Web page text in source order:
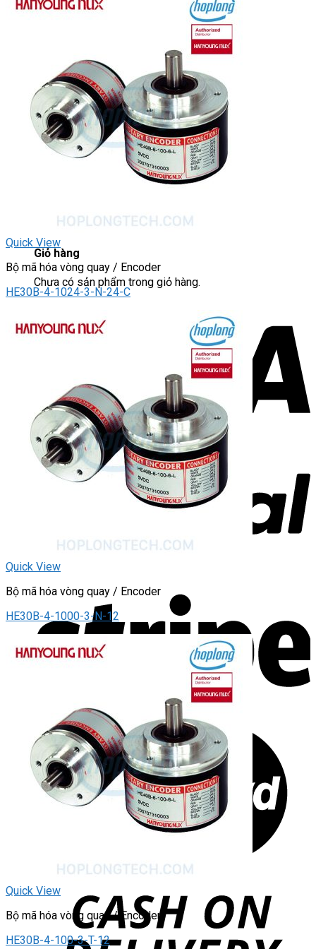
DRIVER / MOTOR STEP
Đèn báo panel tròn
Đèn báo tháp
Đèn báo khác
CHUYỂN MẠCH / NÚT NHẤN
Chuyển mạch có khóa
Công tắc dừng khẩn
Nút nhấn
Phích cắm / Ổ cắm / Công tắc
Can nhiệt
Giỏ hàng
Chưa có sản phẩm trong giỏ hàng.
Quick View
Bộ mã hóa vòng quay / Encoder
HE30B-4-1024-3-N-24-C
Quick View
Bộ mã hóa vòng quay / Encoder
HE30B-4-1000-3-N-12
Quick View
Bộ mã hóa vòng quay / Encoder
HE30B-4-100-3-T-12